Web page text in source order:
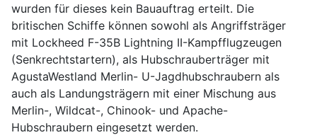
wurden für dieses kein Bauauftrag erteilt. Die
britischen Schiffe können sowohl als Angriffsträger
mit Lockheed F-35B Lightning II-Kampfflugzeugen
(Senkrechtstartern), als Hubschrauberträger mit
AgustaWestland Merlin- U-Jagdhubschraubern als
auch als Landungsträgern mit einer Mischung aus
Merlin-, Wildcat-, Chinook- und Apache-
Hubschraubern eingesetzt werden.